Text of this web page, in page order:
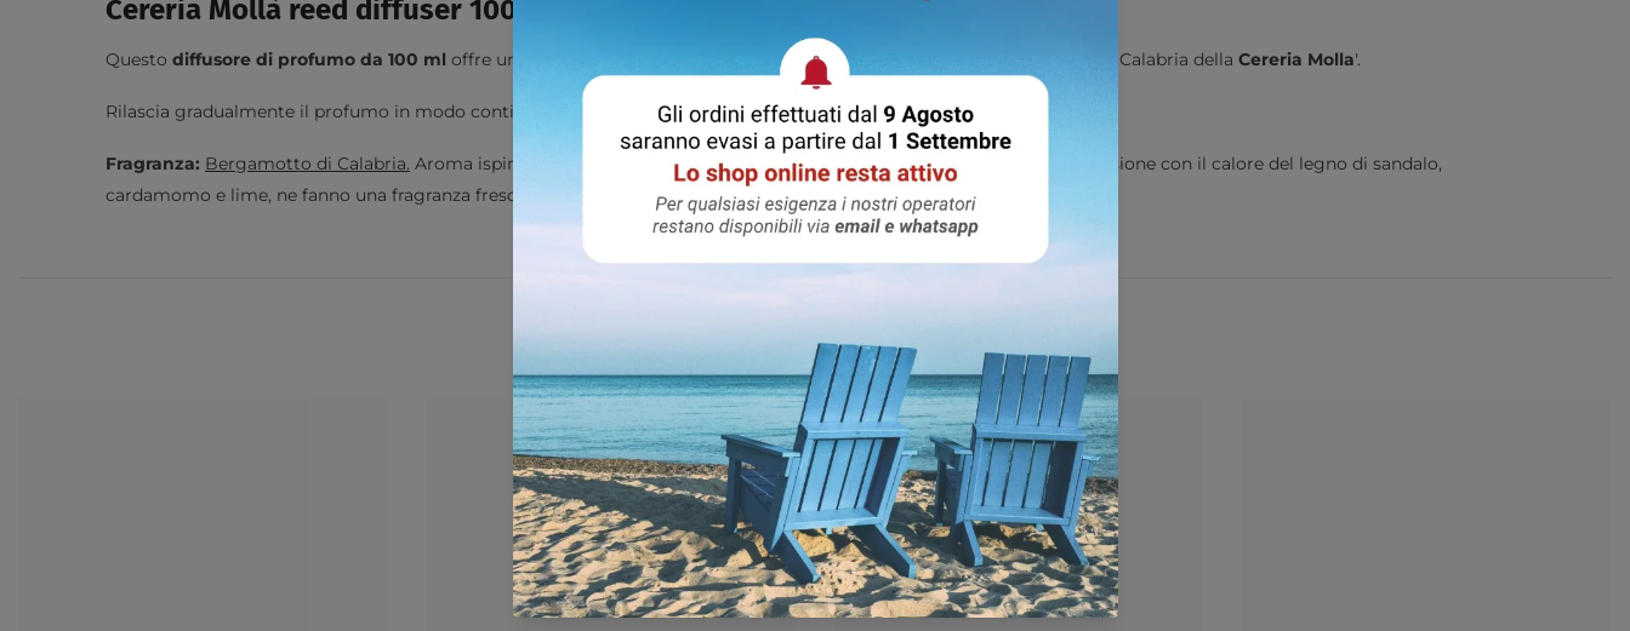
Cereria Mollà reed diffuser 100ML bergamotto di Calabria AGME-XOGX-P005
Questo diffusore di profumo da 100 ml offre un aroma fresco e ricco di agrumi grazie alla fragranza di di Calabria della Cereria Molla'.
Rilascia gradualmente il profumo in modo continuo, creando un'atmosfera rilassante e chic in qualsiasi ambiente.
Fragranza: Bergamotto di Calabria. Aroma ispirato alla Calabria, dove le sfumature fruttate del bergamotto e la sua fusione con il calore del legno di sandalo,
cardamomo e lime, ne fanno una fragranza fresca ed energizzante che invita a sentire la brezza mediterranea.
PUOI ANCHE PRENDERE IN CONSIDERAZIONE: